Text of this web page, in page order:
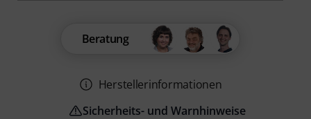
Beratung
Herstellerinformationen
Sicherheits- und Warnhinweise